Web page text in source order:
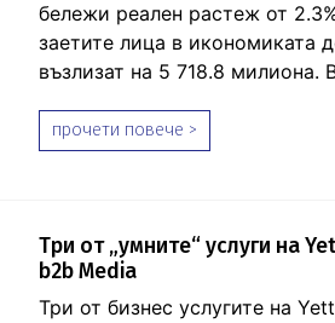
бележи реален растеж от
заетите лица в икономиката
възлизат на 5 718.8 милиона.
прочети повече >
Три от „умните“ услуги на
b2b Media
Три от бизнес услугите на